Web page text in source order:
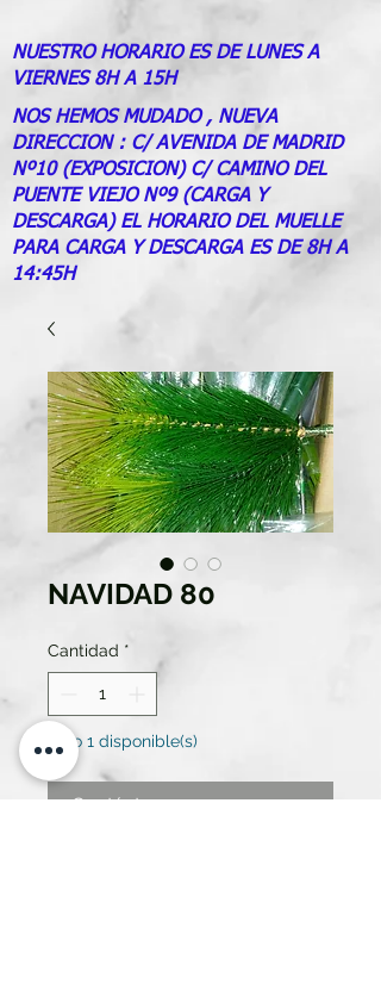
NUESTRO HORARIO ES DE LUNES A
VIERNES 8H A 15H
NOS HEMOS MUDADO , NUEVA
DIRECCION : C/ AVENIDA DE MADRID
Nº10 (EXPOSICION) C/ CAMINO DEL
PUENTE VIEJO Nº9 (CARGA Y
DESCARGA) EL HORARIO DEL MUELLE
PARA CARGA Y DESCARGA ES DE 8H A
14:45H
NAVIDAD 80
Cantidad *
Solo 1 disponible(s)
Contáctanos para comprar